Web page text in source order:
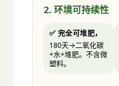
2. 环境可持续性
✅ 完全可堆肥，
180天→二氧化碳
+水+堆肥。不含微
塑料。